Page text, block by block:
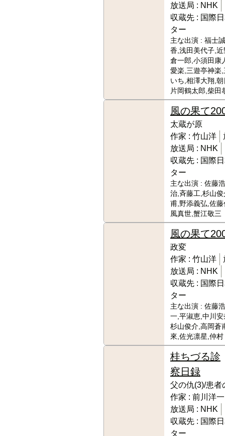
放送局 : NHK
収蔵先 : 国際
ター
主な出演 : 福士
香,浅田美代子,
倉一郎,小須田康
愛楽,三遊亭神楽
いち,相澤大翔,
片岡鶴太郎,柴田
風の果て
太蔵が原
作家 : 竹山洋
放送局 : NHK
収蔵先 : 国際
ター
主な出演 : 佐藤
治,斉藤工,杉山
甫,野添義弘,佐
風真世,蟹江敬三
風の果て
政変
作家 : 竹山洋
放送局 : NHK
収蔵先 : 国際
ター
主な出演 : 佐藤
一,平淑恵,中川
杉山俊介,高岡蒼
來,佐光凛星,仲
桂ちづる診
察日録
父の仇(3)/患者
作家 : 前川洋一
放送局 : NHK
収蔵先 : 国際
ター